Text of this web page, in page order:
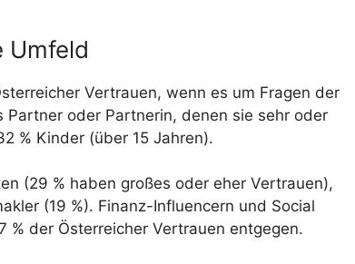
Umfeld
Vertrauen, wenn es um Fragen der
Partner oder Partnerin, denen sie sehr oder
% Kinder (über 15 Jahren).
(29 % haben großes oder eher Vertrauen),
(19 %). Finanz-Influencern und Social
der Österreicher Vertrauen entgegen.